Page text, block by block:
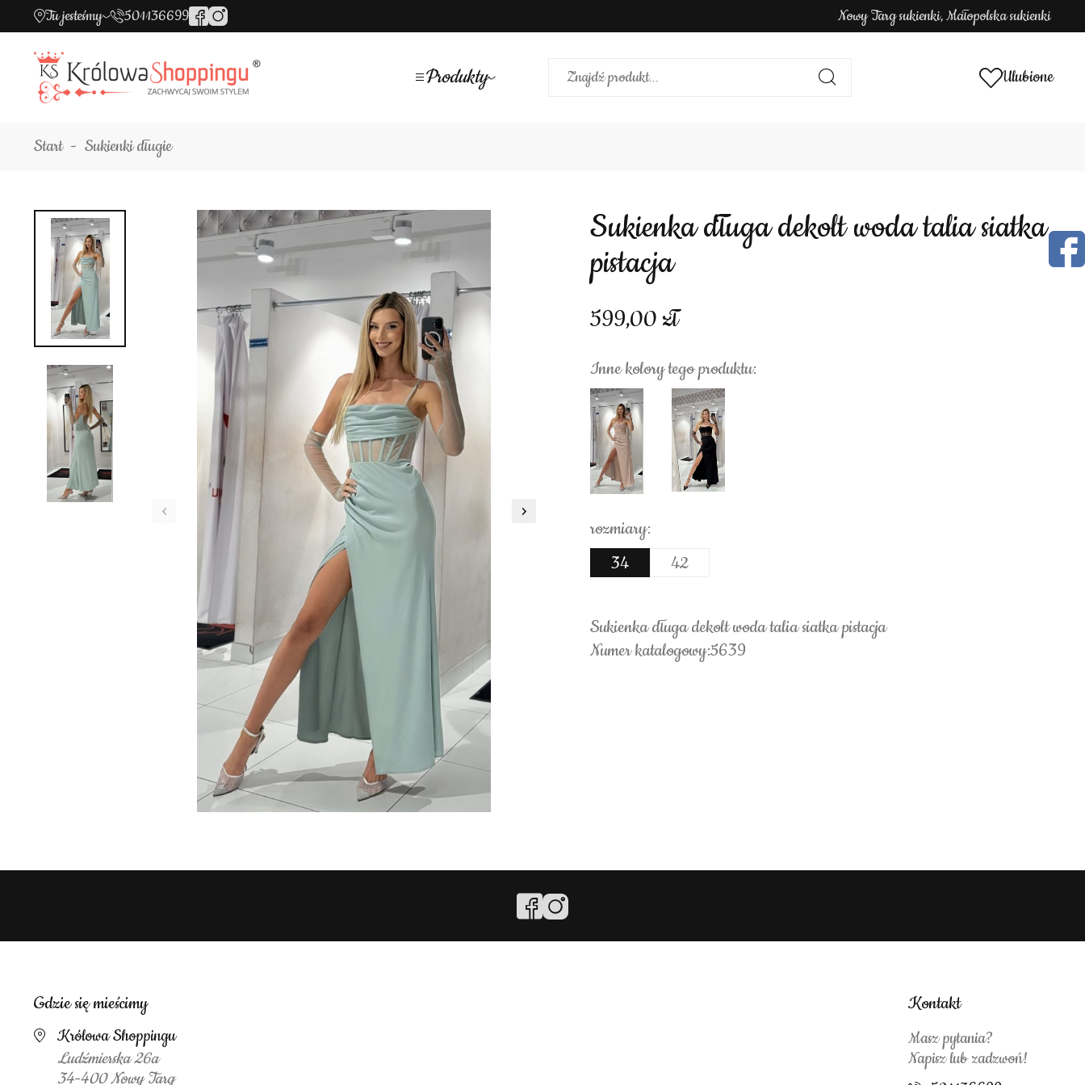
Tu jesteśmy 501136699 Nowy Targ sukienki, Małopolska sukienki
Produkty Ulubione
Start Sukienki długie
Sukienka długa dekolt woda talia siatka
pistacja
599,00
Inne kolory tego produktu:
rozmiary:
34
42
Sukienka długa dekolt woda talia siatka pistacja
Numer katalogowy:5639
Gdzie się mieścimy
Królowa Shoppingu
Ludźmierska 26a
34-400 Nowy Targ
Kontakt
Masz pytania?
Napisz lub zadzwoń!